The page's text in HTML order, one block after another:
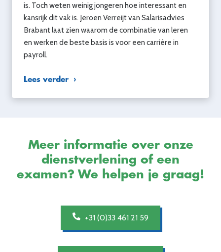
is. Toch weten weinig jongeren hoe interessant en
kansrijk dit vak is. Jeroen Verreijt van Salarisadvies
Brabant laat zien waarom de combinatie van leren
en werken de beste basis is voor een carrière in
payroll.
Lees verder
Meer informatie over onze
dienstverlening of een
examen? We helpen je graag!
+31 (0)33 461 21 59